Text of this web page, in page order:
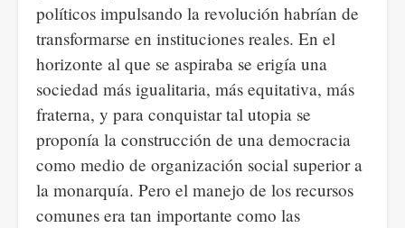
políticos impulsando la revolución habrían de
transformarse en instituciones reales. En el
horizonte al que se aspiraba se erigía una
sociedad más igualitaria, más equitativa, más
fraterna, y para conquistar tal utopia se
proponía la construcción de una democracia
como medio de organización social superior a
la monarquía. Pero el manejo de los recursos
comunes era tan importante como las